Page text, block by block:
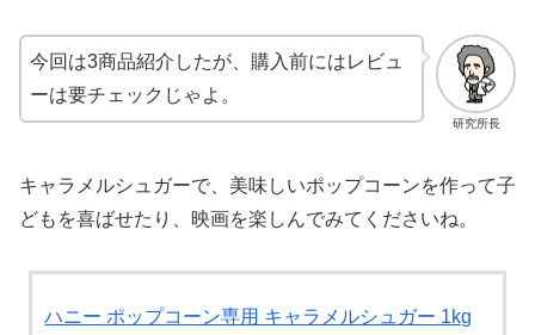
研究所長
今回は3商品紹介したが、購入前にはレビュ
ーは要チェックじゃよ。
キャラメルシュガーで、美味しいポップコーンを作って子
どもを喜ばせたり、映画を楽しんでみてくださいね。
‎ハニー ポップコーン専用 キャラメルシュガー 1kg